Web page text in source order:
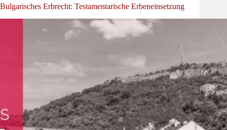
Bulgarisches Erbrecht: Testamentarische Erbeneinsetzung